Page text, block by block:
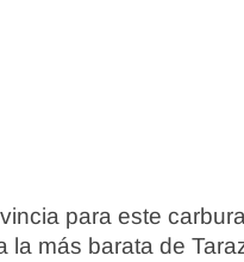
para este
la más barata de